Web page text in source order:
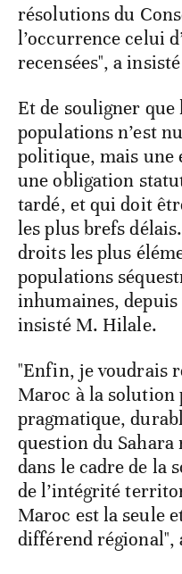
résolutions du
l’occurrence celui
recensées", a
Et de souligner que
populations n’est
politique, mais une
une obligation
tardé, et qui doit
les plus brefs
droits les plus
populations
inhumaines, depuis
insisté M. Hilale.
"Enfin, je voudrais
Maroc à la
pragmatique,
question du Sahara
dans le cadre de la
de l’intégrité
Maroc est la seule
différend régional",